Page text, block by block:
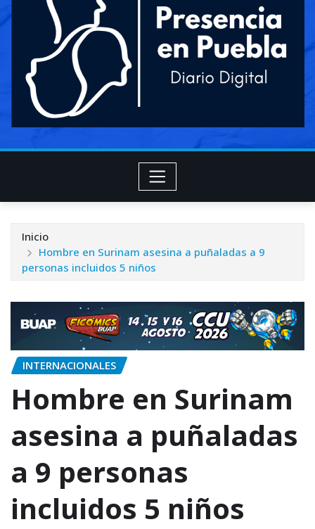
Inicio
Hombre en Surinam asesina a puñaladas a 9
personas incluidos 5 niños
INTERNACIONALES
Hombre en Surinam
asesina a puñaladas
a 9 personas
incluidos 5 niños